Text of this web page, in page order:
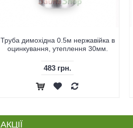
Труба димохідна 0.5м нержавійка в
оцинкування, утеплення 30мм.
483 грн.
АКЦІЇ